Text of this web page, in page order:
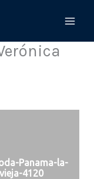
Panama-la-
vieja-4120